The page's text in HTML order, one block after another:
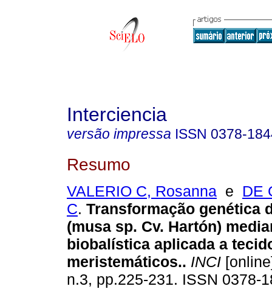
Interciencia
versão impressa ISSN 0378-
Resumo
VALERIO C, Rosanna e DE
C. Transformação genética
(musa sp. Cv. Hartón)
biobalística aplicada a
meristemáticos.. INCI
n.3, pp.225-231. ISSN 0378-